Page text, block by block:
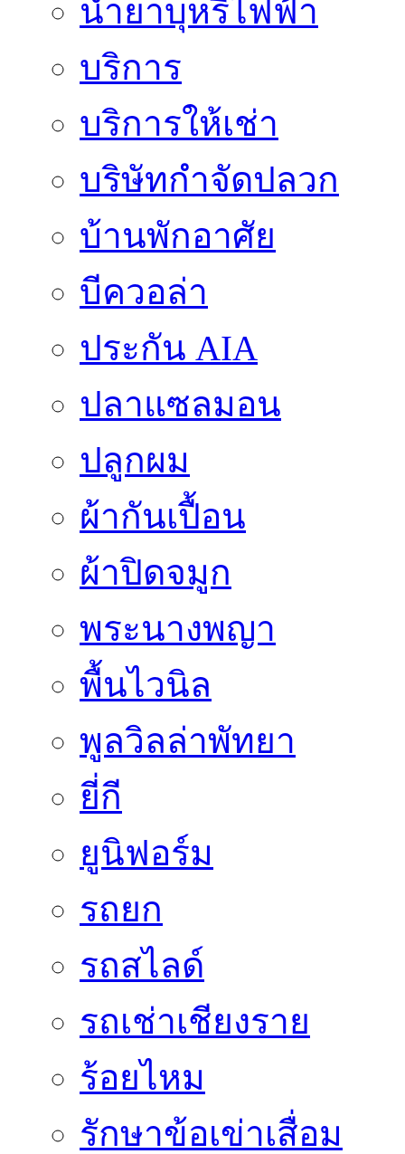
น้ำยาบุหรี่ไฟฟ้า
บริการ
บริการให้เช่า
บริษัทกำจัดปลวก
บ้านพักอาศัย
บีควอล่า
ประกัน AIA
ปลาแซลมอน
ปลูกผม
ผ้ากันเปื้อน
ผ้าปิดจมูก
พระนางพญา
พื้นไวนิล
พูลวิลล่าพัทยา
ยี่กี
ยูนิฟอร์ม
รถยก
รถสไลด์
รถเช่าเชียงราย
ร้อยไหม
รักษาข้อเข่าเสื่อม